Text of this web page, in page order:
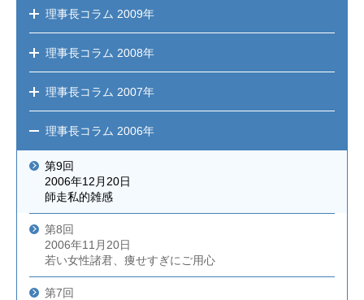
理事長コラム 2009年
理事長コラム 2008年
理事長コラム 2007年
理事長コラム 2006年
第9回
2006年12月20日
師走私的雑感
第8回
2006年11月20日
若い女性諸君、痩せすぎにご用心
第7回